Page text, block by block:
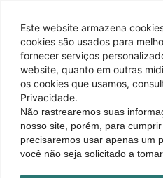
Este website armazena
cookies são usados ​​para
fornecer serviços
website, quanto em outras
os cookies que usamos,
Privacidade.
Não rastrearemos suas
nosso site, porém, para
precisaremos usar apenas um
você não seja solicitado a